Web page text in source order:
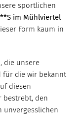
sportlichen
im Mühlviertel
Form kaum in
die unsere
für die wir bekannt
diesen
bestrebt, den
unvergesslichen